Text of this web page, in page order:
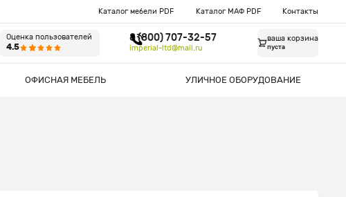
Каталог мебели PDF Каталог МАФ PDF Контакты
Оценка пользователей
4.5
8 (800) 707-32-57
imperial-ltd@mail.ru
ваша корзина
пуста
ОФИСНАЯ МЕБЕЛЬ УЛИЧНОЕ ОБОРУДОВАНИЕ